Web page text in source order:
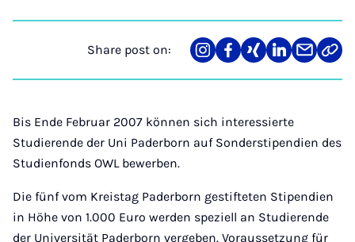
Share post on:
Share
on
Teilen
auf
Teilen
auf
Teilen
auf
Teilen
über
Link
Bis Ende Februar 2007 können sich interessierte
Studierende der Uni Paderborn auf Sonderstipendien des
Studienfonds OWL bewerben.
Die fünf vom Kreistag Paderborn gestifteten Stipendien
in Höhe von 1.000 Euro werden speziell an Studierende
der Universität Paderborn vergeben. Voraussetzung für